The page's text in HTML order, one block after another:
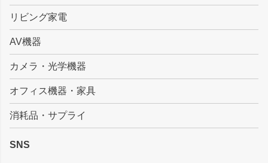
リビング家電
AV機器
カメラ・光学機器
オフィス機器・家具
消耗品・サプライ
SNS